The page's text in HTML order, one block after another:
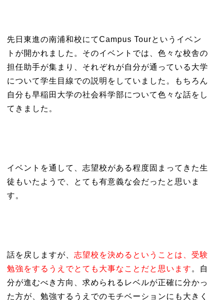
先日東進の南浦和校にてCampus Tourというイベン
トが開かれました。そのイベントでは、色々な校舎の
担任助手が集まり、それぞれが自分が通っている大学
について学生目線での説明をしていました。もちろん
自分も早稲田大学の社会科学部について色々な話をし
てきました。
イベントを通して、志望校がある程度固まってきた生
徒もいたようで、とても有意義な会だったと思いま
す。
話を戻しますが、 志望校を決めるということは、受験
勉強をするうえでとても大事なことだと思います 。自
分が進むべき方向、求められるレベルが正確に分かっ
た方が、勉強するうえでのモチベーションにも大きく